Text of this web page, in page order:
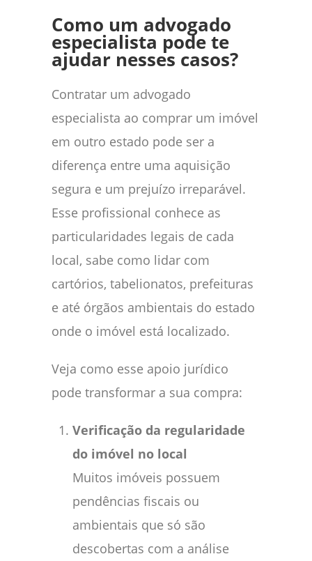
Como um advogado
especialista pode te
ajudar nesses casos?
Contratar um advogado
especialista ao comprar um imóvel
em outro estado pode ser a
diferença entre uma aquisição
segura e um prejuízo irreparável.
Esse profissional conhece as
particularidades legais de cada
local, sabe como lidar com
cartórios, tabelionatos, prefeituras
e até órgãos ambientais do estado
onde o imóvel está localizado.
Veja como esse apoio jurídico
pode transformar a sua compra:
Verificação da regularidade
do imóvel no local
Muitos imóveis possuem
pendências fiscais ou
ambientais que só são
descobertas com a análise